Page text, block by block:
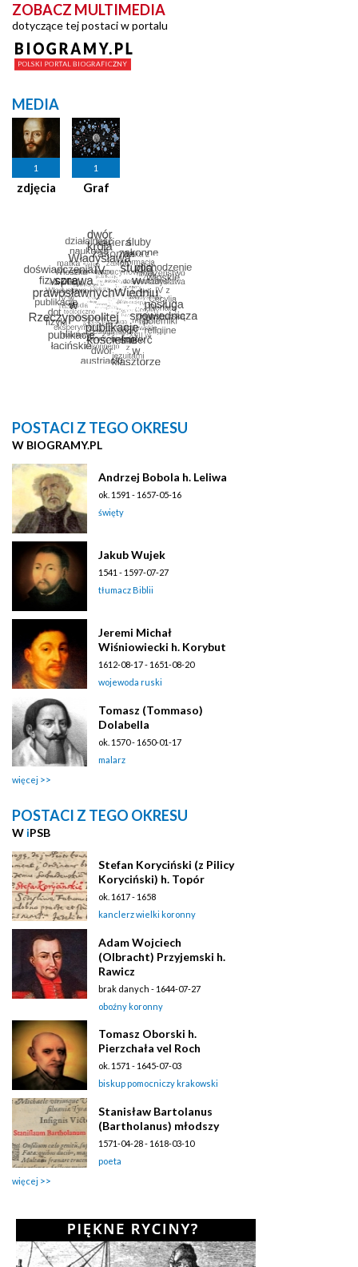
ZOBACZ MULTIMEDIA
dotyczące tej postaci w portalu
MEDIA
1
zdjęcia
1
Graf
POSTACI Z TEGO OKRESU
W BIOGRAMY.PL
Andrzej Bobola h. Leliwa
ok. 1591 - 1657-05-16
święty
Jakub Wujek
1541 - 1597-07-27
tłumacz Biblii
Jeremi Michał
Wiśniowiecki h. Korybut
1612-08-17 - 1651-08-20
wojewoda ruski
Tomasz (Tommaso)
Dolabella
ok. 1570 - 1650-01-17
malarz
więcej
POSTACI Z TEGO OKRESU
W iPSB
Stefan Koryciński (z Pilicy
Koryciński) h. Topór
ok. 1617 - 1658
kanclerz wielki koronny
Adam Wojciech
(Olbracht) Przyjemski h.
Rawicz
brak danych - 1644-07-27
oboźny koronny
Tomasz Oborski h.
Pierzchała vel Roch
ok. 1571 - 1645-07-03
biskup pomocniczy krakowski
Stanisław Bartolanus
(Bartholanus) młodszy
1571-04-28 - 1618-03-10
poeta
więcej